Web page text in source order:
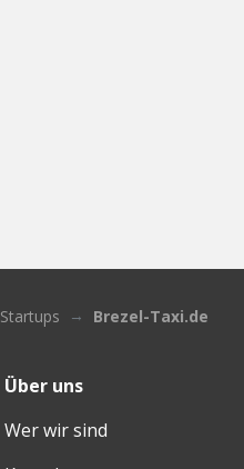
Startups Brezel-Taxi.de
Über uns
Wer wir sind